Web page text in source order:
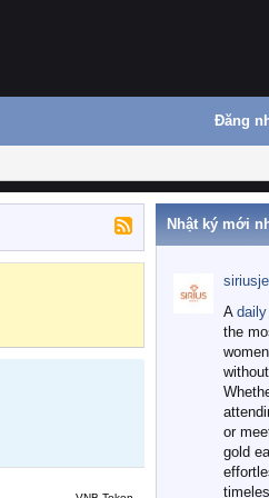
Đăng
Nhật ký mới
A daily
the
or
gold